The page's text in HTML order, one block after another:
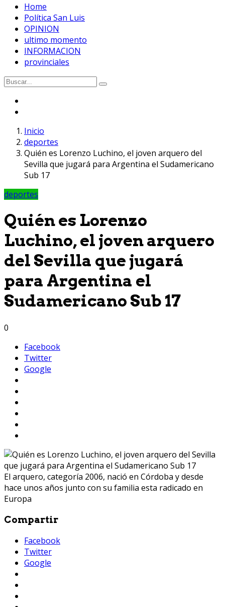
Home
Política San Luis
OPINION
ultimo momento
INFORMACION
provinciales
Inicio
deportes
Quién es Lorenzo Luchino, el joven arquero del
Sevilla que jugará para Argentina el Sudamericano
Sub 17
deportes
Quién es Lorenzo
Luchino, el joven arquero
del Sevilla que jugará
para Argentina el
Sudamericano Sub 17
0
Facebook
Twitter
Google
El arquero, categoría 2006, nació en Córdoba y desde
hace unos años junto con su familia esta radicado en
Europa
Compartir
Facebook
Twitter
Google